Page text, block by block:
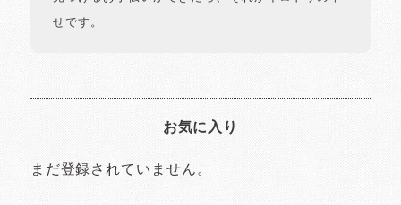
せです。
お気に入り
まだ登録されていません。